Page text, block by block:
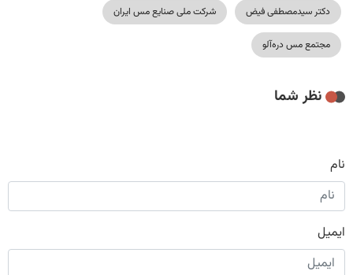
دکتر سیدمصطفی فیض شرکت ملی صنایع مس ایران
مجتمع مس دره‌آلو
نظر شما
نام
ایمیل